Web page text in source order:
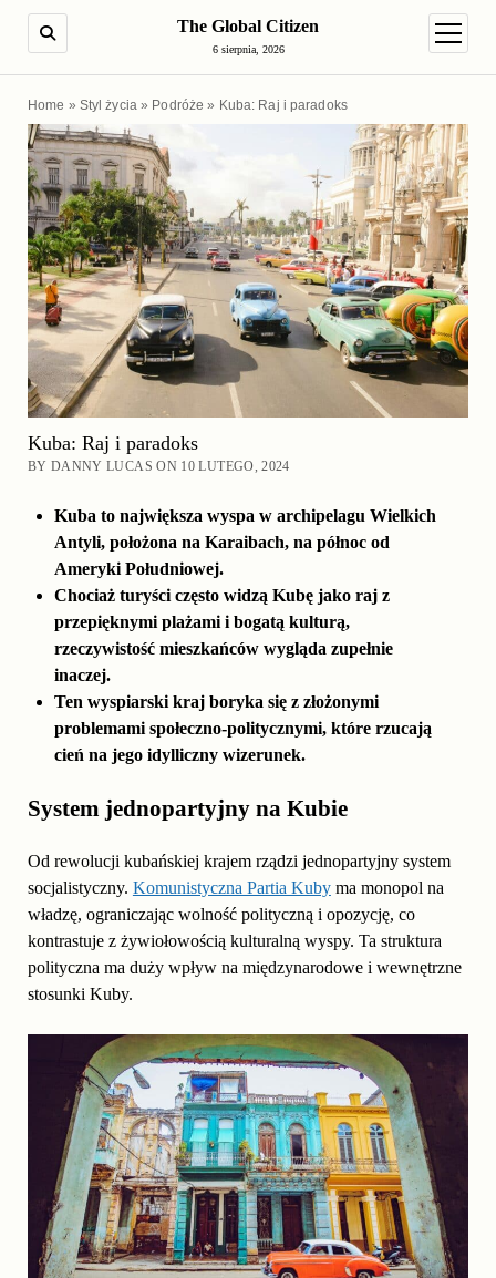
The Global Citizen
6 sierpnia, 2026
open
Home » Styl życia » Podróże » Kuba: Raj i paradoks
Kuba: Raj i paradoks
BY DANNY LUCAS ON 10 LUTEGO, 2024
Kuba to największa wyspa w archipelagu Wielkich
Antyli, położona na Karaibach, na północ od
Ameryki Południowej.
Chociaż turyści często widzą Kubę jako raj z
przepięknymi plażami i bogatą kulturą,
rzeczywistość mieszkańców wygląda zupełnie
inaczej.
Ten wyspiarski kraj boryka się z złożonymi
problemami społeczno-politycznymi, które rzucają
cień na jego idylliczny wizerunek.
System jednopartyjny na Kubie
Od rewolucji kubańskiej krajem rządzi jednopartyjny system
socjalistyczny. Komunistyczna Partia Kubyma monopol na
władzę, ograniczając wolność polityczną i opozycję, co
kontrastuje z żywiołowością kulturalną wyspy. Ta struktura
polityczna ma duży wpływ na międzynarodowe i wewnętrzne
stosunki Kuby.